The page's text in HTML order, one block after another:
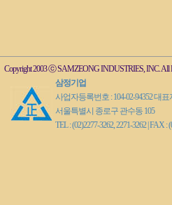
Copyright 2003 ⓒ SAMZEONG INDUSTRIES, INC. All
삼정기업
사업자등록번호 : 104-02-94352 대표
서울특별시 종로구 관수동 105
TEL : (02)2277-3262, 2271-3262 | FAX :